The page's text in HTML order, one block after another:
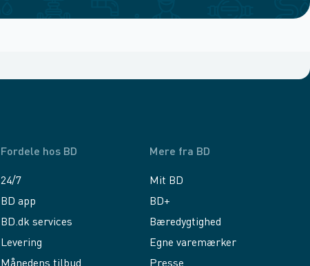
Fordele hos BD
24/7
BD app
BD.dk services
Levering
Mere fra BD
Mit BD
BD+
Bæredygtighed
Egne varemærker